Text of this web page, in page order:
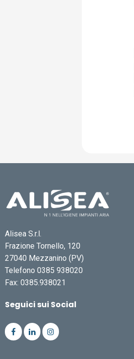
Alisea S.r.l.
Frazione Tornello, 120
27040 Mezzanino (PV)
Telefono 0385 938020
Fax: 0385.938021
Seguici sui Social